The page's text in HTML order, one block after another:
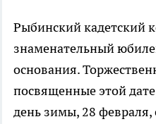
Рыбинский кадетский
знаменательный
основания.
посвященные этой
день зимы, 28 февраля,